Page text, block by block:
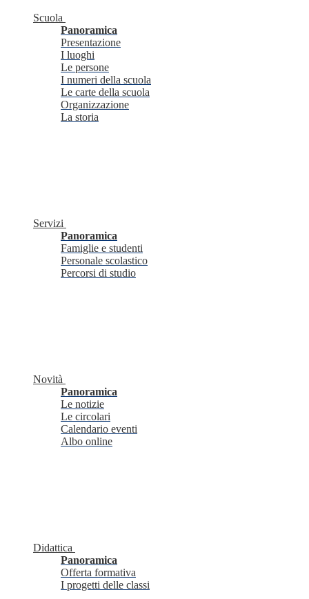
Scuola
Panoramica
Presentazione
I luoghi
Le persone
I numeri della scuola
Le carte della scuola
Organizzazione
La storia
Servizi
Panoramica
Famiglie e studenti
Personale scolastico
Percorsi di studio
Novità
Panoramica
Le notizie
Le circolari
Calendario eventi
Albo online
Didattica
Panoramica
Offerta formativa
I progetti delle classi